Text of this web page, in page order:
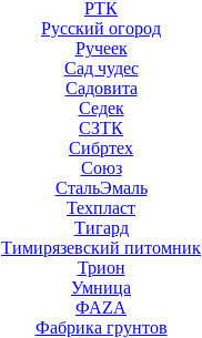
РТК
Русский огород
Ручеек
Сад чудес
Садовита
Седек
СЗТК
Сибртех
Союз
СтальЭмаль
Техпласт
Тигард
Тимирязевский питомник
Трион
Умница
ФАZА
Фабрика грунтов